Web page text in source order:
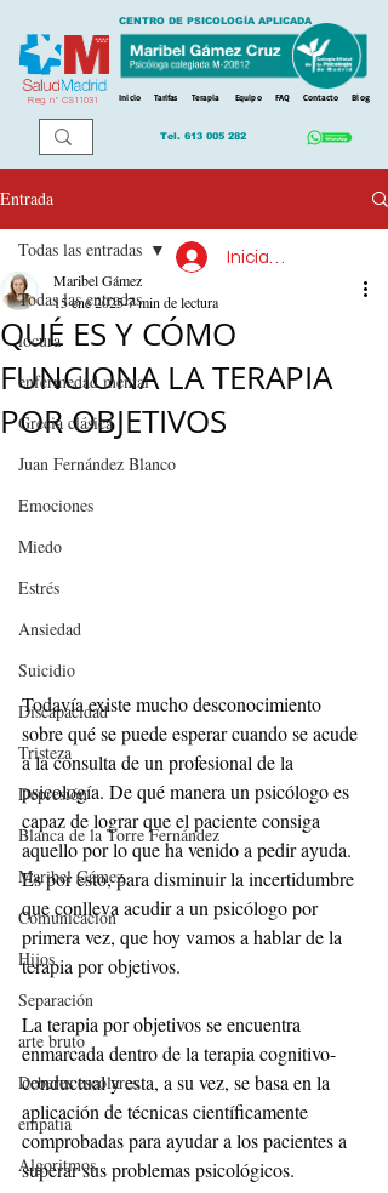
Reg. nº CS11031
CENTRO DE PSICOLOGÍA APLICADA
Inicio Tarifas Terapia Equipo FAQ Contacto Blog
Tel. 613 005 282
Entrada
Todas las entradas
locura
enfermedad mental
Grecia clásica
Juan Fernández Blanco
Emociones
Miedo
Estrés
Ansiedad
Suicidio
Discapacidad
Tristeza
Depresión
Blanca de la Torre Fernández
Maribel Gámez
Comunicación
Hijos
Separación
arte bruto
Deberes escolares
empatía
Algoritmos
Todas las entradas
QUÉ ES Y CÓMO
FUNCIONA LA TERAPIA
POR OBJETIVOS
Maribel Gámez
15 ene 20257 min de lectura
Todavía existe mucho desconocimiento
sobre qué se puede esperar cuando se acude
a la consulta de un profesional de la
psicología. De qué manera un psicólogo es
capaz de lograr que el paciente consiga
aquello por lo que ha venido a pedir ayuda.
Es por esto, para disminuir la incertidumbre
que conlleva acudir a un psicólogo por
primera vez, que hoy vamos a hablar de la
terapia por objetivos.
La terapia por objetivos se encuentra
enmarcada dentro de la terapia cognitivo-
conductual y esta, a su vez, se basa en la
aplicación de técnicas científicamente
comprobadas para ayudar a los pacientes a
superar sus problemas psicológicos.
Iniciar sesión